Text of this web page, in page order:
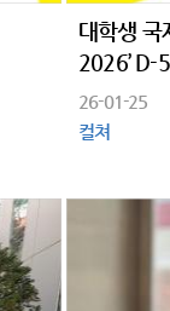
대학생 국
2026’ D-
26-01-25
컬쳐